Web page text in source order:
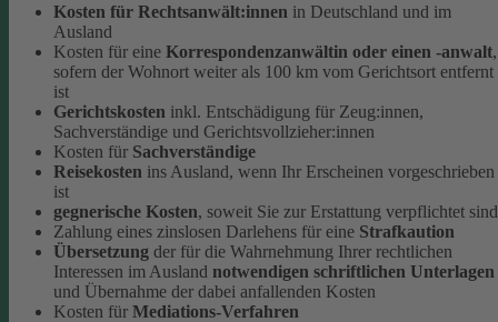
Kosten für Rechtsanwält:innen in Deutschland und im
Ausland
Kosten für eine Korrespondenzanwältin oder einen -anwalt,
sofern der Wohnort weiter als 100 km vom Gerichtsort entfernt
ist
Gerichtskosten inkl. Entschädigung für Zeug:innen,
Sachverständige und Gerichtsvollzieher:innen
Kosten für Sachverständige
Reisekosten ins Ausland, wenn Ihr Erscheinen vorgeschrieben
ist
gegnerische Kosten, soweit Sie zur Erstattung verpflichtet sind
Zahlung eines zinslosen Darlehens für eine Strafkaution
Übersetzung der für die Wahrnehmung Ihrer rechtlichen
Interessen im Ausland notwendigen schriftlichen Unterlagen
und Übernahme der dabei anfallenden Kosten
Kosten für Mediations-Verfahren